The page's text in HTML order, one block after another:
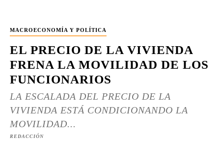
MACROECONOMÍA Y POLÍTICA
EL PRECIO DE LA VIVIENDA
FRENA LA MOVILIDAD DE LOS
FUNCIONARIOS
LA ESCALADA DEL PRECIO DE LA
VIVIENDA ESTÁ CONDICIONANDO LA
MOVILIDAD...
REDACCIÓN